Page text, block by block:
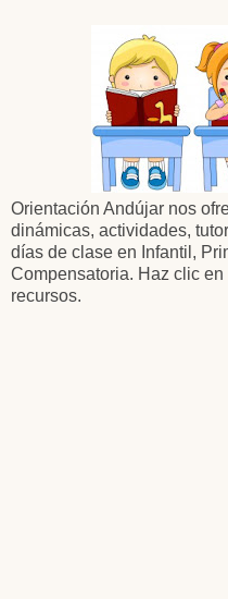
Orientación Andújar nos
dinámicas, actividades,
días de clase en Infantil,
Compensatoria. Haz clic
recursos.